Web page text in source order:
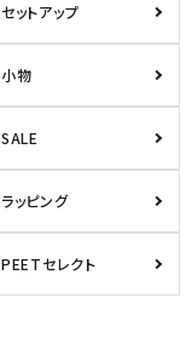
セットアップ
小物
SALE
ラッピング
PEETセレクト